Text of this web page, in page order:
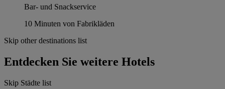
Bar- und Snackservice
10 Minuten von Fabrikläden
Skip other destinations list
Entdecken Sie weitere Hotels
Skip Städte list